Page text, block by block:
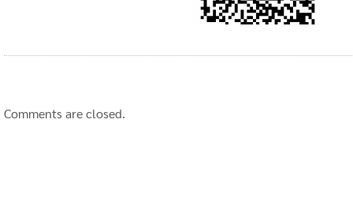
Comments are closed.